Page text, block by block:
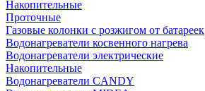
Накопительные
Проточные
Газовые колонки с розжигом от батареек
Водонагреватели косвенного нагрева
Водонагреватели электрические
Накопительные
Водонагреватели CANDY